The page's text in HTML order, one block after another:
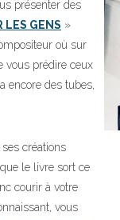
présenter des
LES GENS »
où sur
vous prédire ceux
encore des tubes,
créations
le livre sort ce
courir à votre
vous